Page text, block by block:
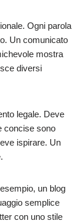
Ogni parola
Un comunicato
mostra
diversi
legale. Deve
concise sono
ispirare. Un
un blog
semplice
con uno stile